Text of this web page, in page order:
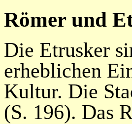
Römer und
Die Etrusker
erheblichen
Kultur. Die
(S. 196). Das